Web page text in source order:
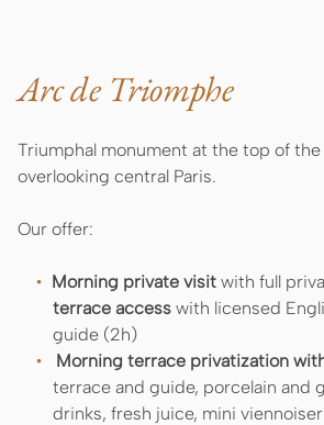
Arc de Triomphe
Triumphal monument at the top of
overlooking central Paris.
Our offer:
Morning private visit with full
terrace access with licensed
guide (2h)
Morning terrace privatization
terrace and guide, porcelain and
drinks, fresh juice, mini